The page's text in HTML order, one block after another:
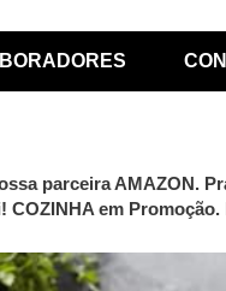
parceira AMAZON.
COZINHA em